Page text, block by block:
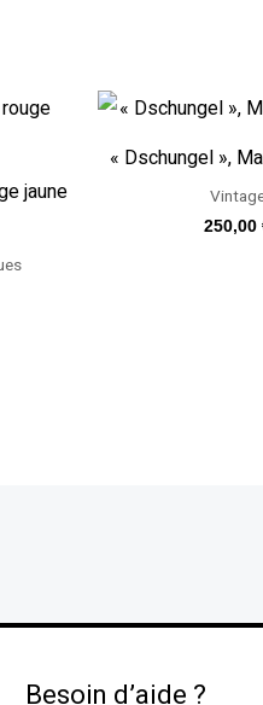
jaune
« Dschungel »,
250,00
Besoin d’aide ?